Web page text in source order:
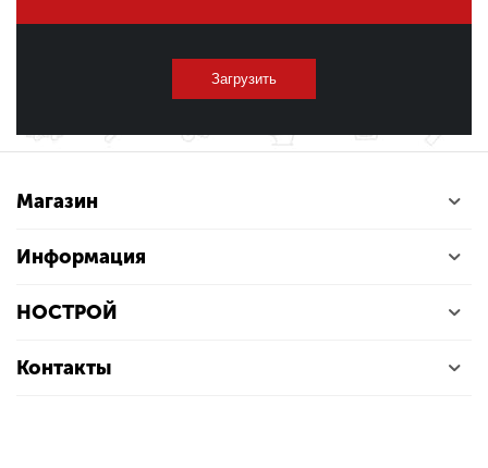
Загрузить
Магазин
Информация
НОСТРОЙ
Контакты